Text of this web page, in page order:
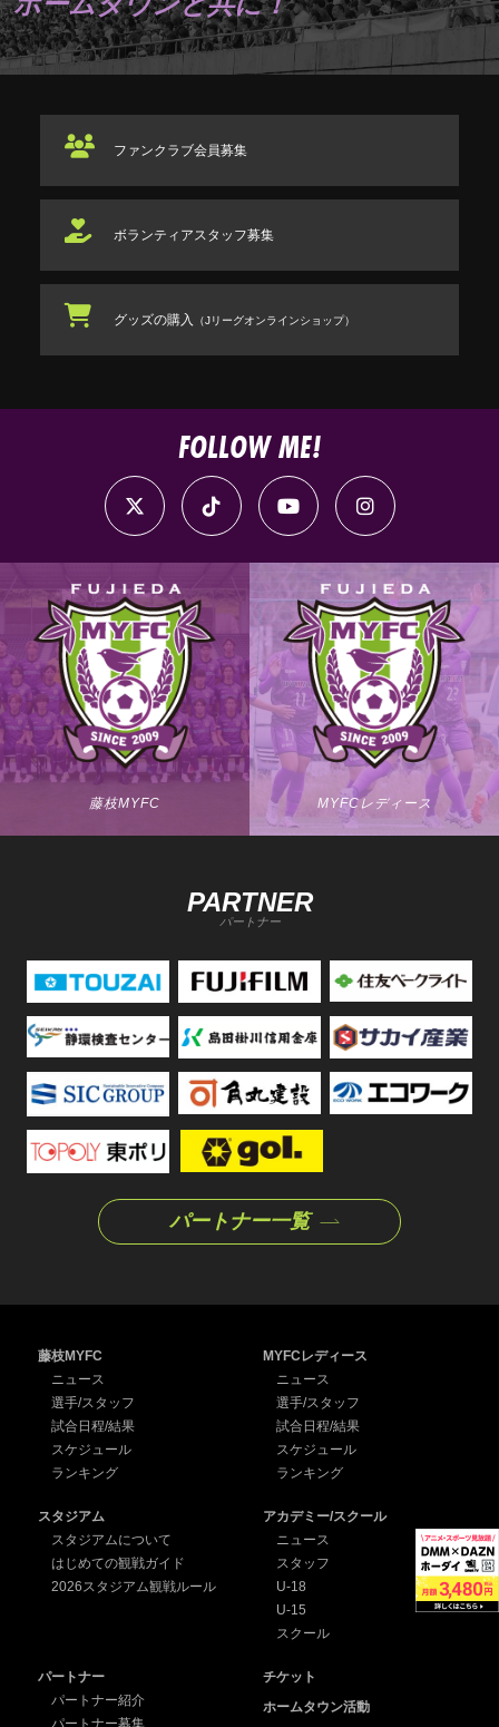
ファンクラブ会員募集
ボランティアスタッフ募集
グッズの購入 （Jリーグオンラインショップ）
FOLLOW ME!
藤枝MYFC MYFCレディース
PARTNER
パートナー
パートナー一覧
藤枝MYFC
ニュース
選手/スタッフ
試合日程/結果
スケジュール
ランキング
MYFCレディース
ニュース
選手/スタッフ
試合日程/結果
スケジュール
ランキング
スタジアム
スタジアムについて
はじめての観戦ガイド
2026スタジアム観戦ルール
アカデミー/スクール
ニュース
スタッフ
U-18
U-15
スクール
パートナー
パートナー紹介
パートナー募集
チケット
ホームタウン活動